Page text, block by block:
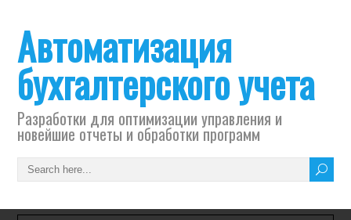
Автоматизация
бухгалтерского учета
Разработки для оптимизации управления и
новейшие отчеты и обработки программ